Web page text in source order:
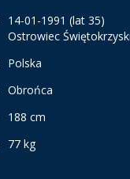
14-01-1991 (lat 35)
Ostrowiec
Polska
Obrońca
188 cm
77 kg